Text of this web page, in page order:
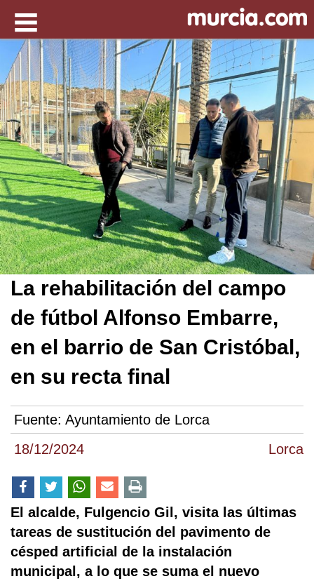
18/12/2024 Lorca
La rehabilitación del campo
de fútbol Alfonso Embarre,
en el barrio de San Cristóbal,
en su recta final
Fuente: Ayuntamiento de Lorca
El alcalde, Fulgencio Gil, visita las últimas
tareas de sustitución del pavimento de
césped artificial de la instalación
municipal, a lo que se suma el nuevo